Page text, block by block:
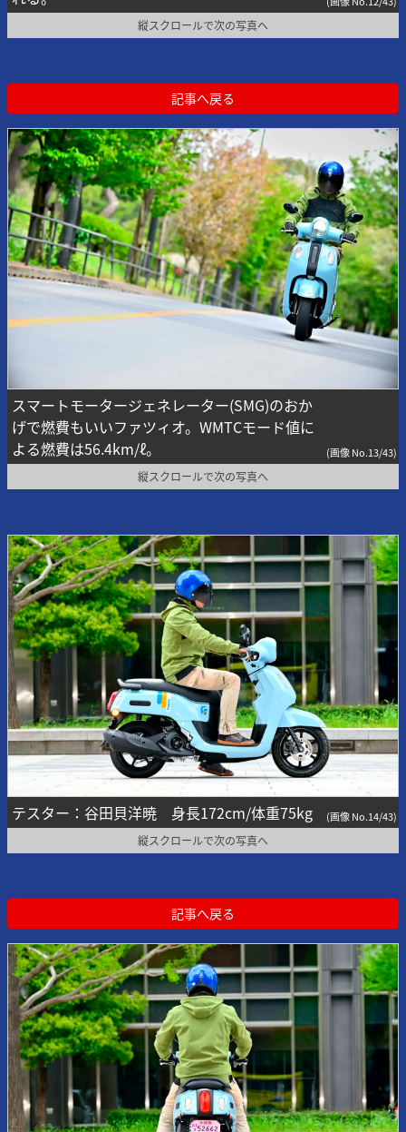
縦スクロールで次の写真へ
記事へ戻る
スマートモータージェネレーター(SMG)のおか
げで燃費もいいファツィオ。WMTCモード値に
よる燃費は56.4km/ℓ。
(画像 No.13/43)
縦スクロールで次の写真へ
テスター：谷田貝洋暁 身長172cm/体重75kg (画像 No.14/43)
縦スクロールで次の写真へ
記事へ戻る